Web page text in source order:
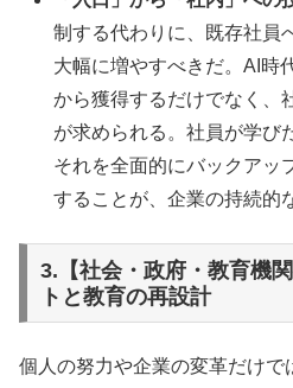
制する代わりに、既存社員
大幅に増やすべきだ。AI時
から獲得するだけでなく、
が求められる。社員が学び
それを全面的にバックアッ
することが、企業の持続的
3.【社会・政府・教育機
トと教育の再設計
個人の努力や企業の変革だけで